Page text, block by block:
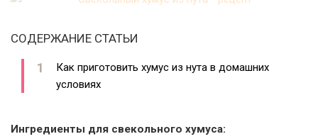
СОДЕРЖАНИЕ СТАТЬИ
Как приготовить хумус из нута в домашних
условиях
Ингредиенты для свекольного хумуса: